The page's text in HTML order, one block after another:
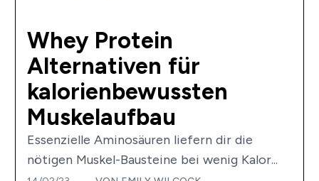
Whey Protein
Alternativen für
kalorienbewussten
Muskelaufbau
Essenzielle Aminosäuren liefern dir die
nötigen Muskel-Bausteine bei wenig Kalor...